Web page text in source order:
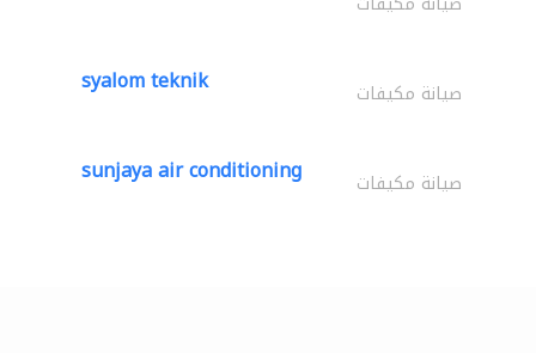
syalom teknik صيانة مكيفات
sunjaya air conditioning صيانة مكيفات